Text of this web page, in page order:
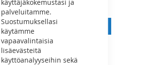
palveluitamme.
Suostumuksellasi
käytämme
vapaavalintaisia
lisäevästeitä
käyttöanalyyseihin sekä
19,68 €
Lisää ostoskoriin
VERTAILUUN